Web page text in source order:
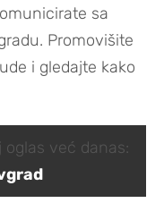
sa
Promovišite
i gledajte kako
već danas: